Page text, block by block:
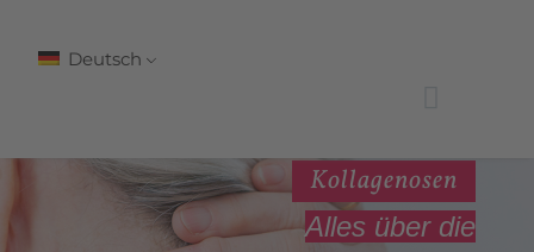
Deutsch
Kollagenosen
Alles über die